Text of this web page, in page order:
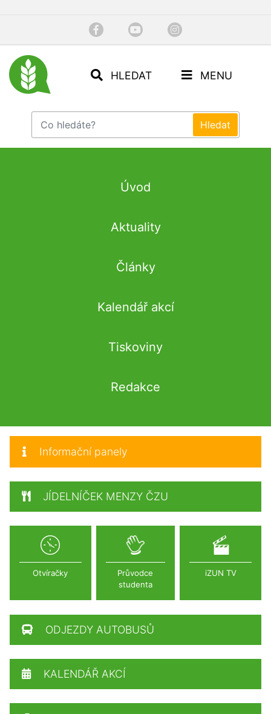
HLEDAT MENU
Úvod
Aktuality
Články
Kalendář akcí
Tiskoviny
Redakce
Informační panely
JÍDELNÍČEK MENZY ČZU
Otvíračky
Průvodce
studenta
iZUN TV
ODJEZDY AUTOBUSŮ
KALENDÁŘ AKCÍ